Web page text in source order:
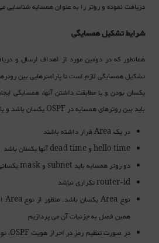
دریافت نموده و روتر را به عنوان همسایه شناسایی
شرایط تشکیل همسایگی
همانطور که در دومین مورد از اهداف ارسال و
تشکیل همسایگی لازم است تا پارامترهایی بین
یکسان بودن و یا مطابقت داشتن آنها، همسایگی
باید بین روترهای همسایه درOSPFیکسان باشد و
در یکAreaقرار داشته باشند
hello timeوdead timeآنها یکسان باشد
دو روتر همسایه باید
وmask
router-idتکراری نباشد
نوع Areaیکسان باشد. منظور از نوعArea
همین فصل به جزئیات آن می پردازیم
در صورت تنظیم رمز در احراز هویتOSPF،